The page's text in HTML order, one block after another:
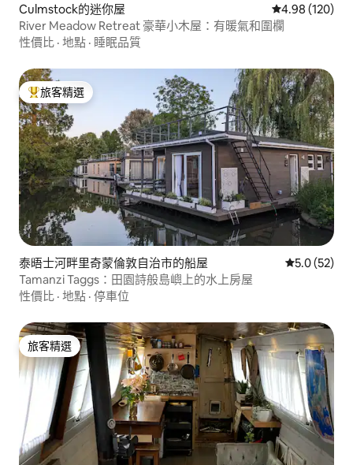
Culmstock的迷你屋 從 120 則評價
4.98 (120)
River Meadow Retreat 豪華小木屋：有暖氣和圍欄
性價比 · 地點 · 睡眠品質
旅客精選榜首
旅客精選
泰晤士河畔里奇蒙倫敦自治市的船屋 從 52 則評
5.0 (52)
Tamanzi Taggs：田園詩般島嶼上的水上房屋
性價比 · 地點 · 停車位
旅客精選
旅客精選